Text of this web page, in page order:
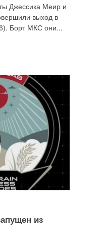
Джессика Меир и
выход в
Борт МКС они...
из